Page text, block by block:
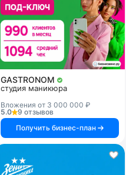
GASTRONOM
студия маникюра
Вложения от 3 000 000 ₽
5.0
9 отзывов
Получить бизнес-план